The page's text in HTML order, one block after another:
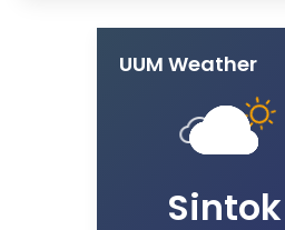
UUM Weather
Sintok